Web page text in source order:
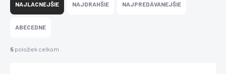
d
i
NAJLACNEJŠIE NAJDRAHŠIE NAJPREDÁVANEJŠIE
ABECEDNE
5 položiek celkom